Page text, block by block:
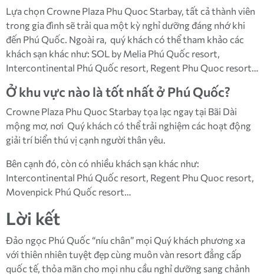
Lựa chọn Crowne Plaza Phu Quoc Starbay, tất cả thành viên
trong gia đình sẽ trải qua một kỳ nghỉ dưỡng đáng nhớ khi
đến Phú Quốc. Ngoài ra, quý khách có thể tham khảo các
khách sạn khác như: SOL by Melia Phú Quốc resort,
Intercontinental Phú Quốc resort, Regent Phu Quoc resort…
Ở khu vực nào là tốt nhất ở Phú Quốc?
Crowne Plaza Phu Quoc Starbay tọa lạc ngay tại Bãi Dài
mộng mơ, nơi Quý khách có thể trải nghiệm các hoạt động
giải trí biển thú vị cạnh người thân yêu.
Bên cạnh đó, còn có nhiều khách sạn khác như:
Intercontinental Phú Quốc resort, Regent Phu Quoc resort,
Movenpick Phú Quốc resort…
Lời kết
Đảo ngọc Phú Quốc “níu chân” mọi Quý khách phương xa
với thiên nhiên tuyệt đẹp cùng muôn vàn resort đẳng cấp
quốc tế, thỏa mãn cho mọi nhu cầu nghỉ dưỡng sang chảnh